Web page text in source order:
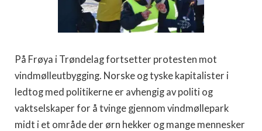
På Frøya i Trøndelag fortsetter protesten mot
vindmølleutbygging. Norske og tyske kapitalister i
ledtog med politikerne er avhengig av politi og
vaktselskaper for å tvinge gjennom vindmøllepark
midt i et område der ørn hekker og mange mennesker